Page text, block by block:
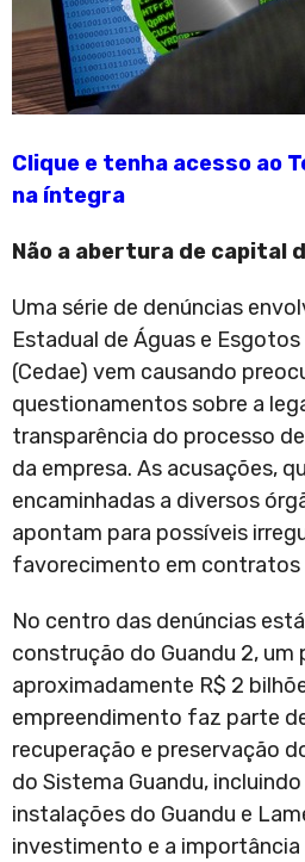
Clique e tenha acesso ao
na íntegra
Não a abertura de capital
Uma série de denúncias
Estadual de Águas e
(Cedae) vem causando
questionamentos sobre a
transparência do processo
da empresa. As acusações,
encaminhadas a diversos
apontam para possíveis
favorecimento em contratos
No centro das denúncias
construção do Guandu 2,
aproximadamente R$ 2
empreendimento faz parte
recuperação e preservação
do Sistema Guandu,
instalações do Guandu e
investimento e a